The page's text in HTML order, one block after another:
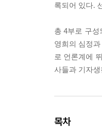
록되어 있다.
총 4부로 구
영희의 심정
로 언론계에
사들과 기자
목차